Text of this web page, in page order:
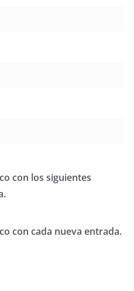
con los siguientes
con cada nueva entrada.